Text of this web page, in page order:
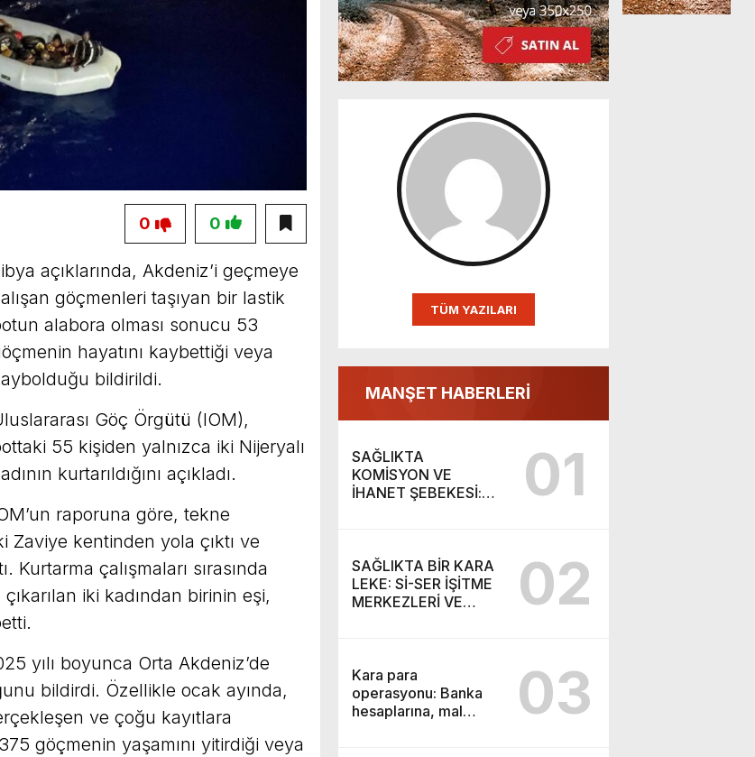
TÜM YAZILARI
MANŞET HABERLERİ
SAĞLIKTA
KOMİSYON VE
İHANET ŞEBEKESİ:
VURGUNU!
01
SAĞLIKTA BİR KARA
LEKE: Sİ-SER İŞİTME
MERKEZLERİ VE
02
Kara para
operasyonu: Banka
hesaplarına, mal
03
0
0
açıklarında, Akdeniz’i geçmeye
göçmenleri taşıyan bir lastik
alabora olması sonucu 53
hayatını kaybettiği veya
bildirildi.
Göç Örgütü (IOM),
55 kişiden yalnızca iki Nijeryalı
kurtarıldığını açıkladı.
raporuna göre, tekne
Zaviye kentinden yola çıktı ve
çalışmaları sırasında
iki kadından birinin eşi,
yılı boyunca Orta Akdeniz’de
bildirdi. Özellikle ocak ayında,
ve çoğu kayıtlara
göçmenin yaşamını yitirdiği veya